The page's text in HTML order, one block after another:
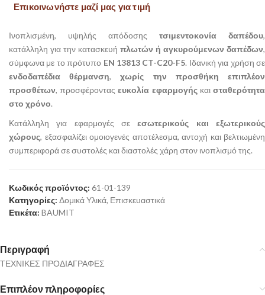
Επικοινωνήστε μαζί μας για τιμή
Ινοπλισμένη, υψηλής απόδοσης τσιμεντοκονία δαπέδου,
κατάλληλη για την κατασκευή πλωτών ή αγκυρούμενων δαπέδων,
σύμφωνα με το πρότυπο EN 13813 CT-C20-F5. Ιδανική για χρήση σε
ενδοδαπέδια θέρμανση,χωρίς την προσθήκη επιπλέον
προσθέτων, προσφέρονταςευκολία εφαρμογήςκαισταθερότητα
στο χρόνο.
Κατάλληλη για εφαρμογές σεεσωτερικούς και εξωτερικούς
χώρους, εξασφαλίζει ομοιογενές αποτέλεσμα, αντοχή και βελτιωμένη
συμπεριφορά σε συστολές και διαστολές χάρη στον ινοπλισμό της.
Κωδικός προϊόντος: 61-01-139
Κατηγορίες: Δομικά Υλικά, Επισκευαστικά
Ετικέτα: BAUMIT
Περιγραφή
ΤΕΧΝΙΚΕΣ ΠΡΟΔΙΑΓΡΑΦΕΣ
Επιπλέον πληροφορίες